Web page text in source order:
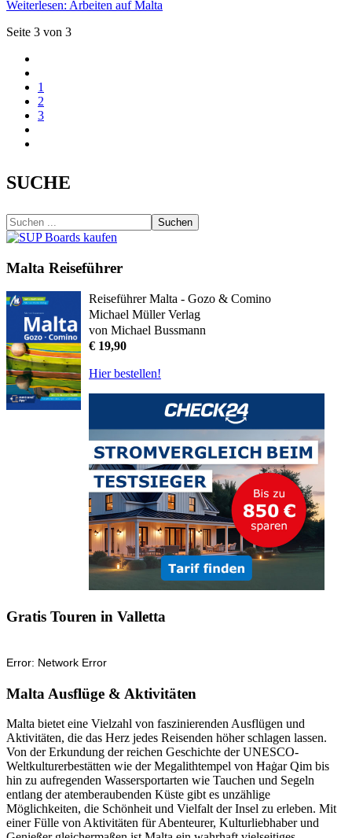
Weiterlesen: Arbeiten auf Malta
Seite 3 von 3
1
2
3
SUCHE
Suchen
Malta Reiseführer
Reiseführer Malta - Gozo & Comino
Michael Müller Verlag
von Michael Bussmann
€ 19,90
Hier bestellen!
Gratis Touren in Valletta
Malta Ausflüge & Aktivitäten
Malta bietet eine Vielzahl von faszinierenden Ausflügen und
Aktivitäten, die das Herz jedes Reisenden höher schlagen lassen.
Von der Erkundung der reichen Geschichte der UNESCO-
Weltkulturerbestätten wie der Megalithtempel von Ħaġar Qim bis
hin zu aufregenden Wassersportarten wie Tauchen und Segeln
entlang der atemberaubenden Küste gibt es unzählige
Möglichkeiten, die Schönheit und Vielfalt der Insel zu erleben. Mit
einer Fülle von Aktivitäten für Abenteurer, Kulturliebhaber und